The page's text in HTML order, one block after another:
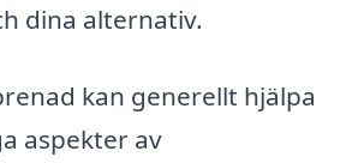
dina alternativ.
kan generellt hjälpa
aspekter av